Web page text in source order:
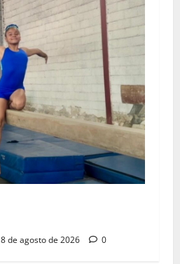
8 de agosto de 2026 0